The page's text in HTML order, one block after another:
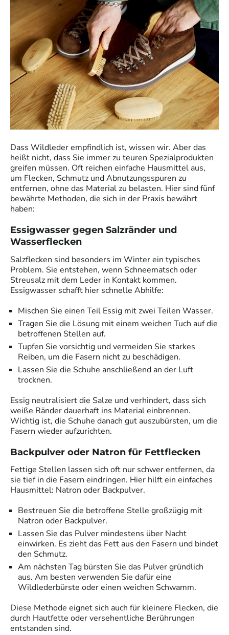
Dass Wildleder empfindlich ist, wissen wir. Aber das
heißt nicht, dass Sie immer zu teuren Spezialprodukten
greifen müssen. Oft reichen einfache Hausmittel aus,
um Flecken, Schmutz und Abnutzungsspuren zu
entfernen, ohne das Material zu belasten. Hier sind fünf
bewährte Methoden, die sich in der Praxis bewährt
haben:
Essigwasser gegen Salzränder und
Wasserflecken
Salzflecken sind besonders im Winter ein typisches
Problem. Sie entstehen, wenn Schneematsch oder
Streusalz mit dem Leder in Kontakt kommen.
Essigwasser schafft hier schnelle Abhilfe:
Mischen Sie einen Teil Essig mit zwei Teilen Wasser.
Tragen Sie die Lösung mit einem weichen Tuch auf die
betroffenen Stellen auf.
Tupfen Sie vorsichtig und vermeiden Sie starkes
Reiben, um die Fasern nicht zu beschädigen.
Lassen Sie die Schuhe anschließend an der Luft
trocknen.
Essig neutralisiert die Salze und verhindert, dass sich
weiße Ränder dauerhaft ins Material einbrennen.
Wichtig ist, die Schuhe danach gut auszubürsten, um die
Fasern wieder aufzurichten.
Backpulver oder Natron für Fettflecken
Fettige Stellen lassen sich oft nur schwer entfernen, da
sie tief in die Fasern eindringen. Hier hilft ein einfaches
Hausmittel: Natron oder Backpulver.
Bestreuen Sie die betroffene Stelle großzügig mit
Natron oder Backpulver.
Lassen Sie das Pulver mindestens über Nacht
einwirken. Es zieht das Fett aus den Fasern und bindet
den Schmutz.
Am nächsten Tag bürsten Sie das Pulver gründlich
aus. Am besten verwenden Sie dafür eine
Wildlederbürste oder einen weichen Schwamm.
Diese Methode eignet sich auch für kleinere Flecken, die
durch Hautfette oder versehentliche Berührungen
entstanden sind.